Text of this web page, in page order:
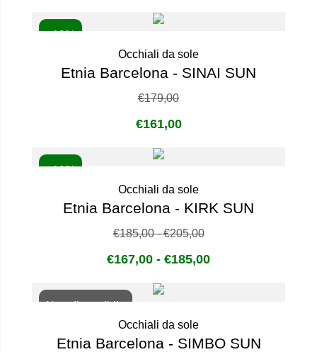
- 10%
Occhiali da sole
Etnia Barcelona - SINAI SUN
€179,00
€161,00
- 10%
Occhiali da sole
Etnia Barcelona - KIRK SUN
€185,00-€205,00
€167,00 - €185,00
Non disponibile
Occhiali da sole
Etnia Barcelona - SIMBO SUN